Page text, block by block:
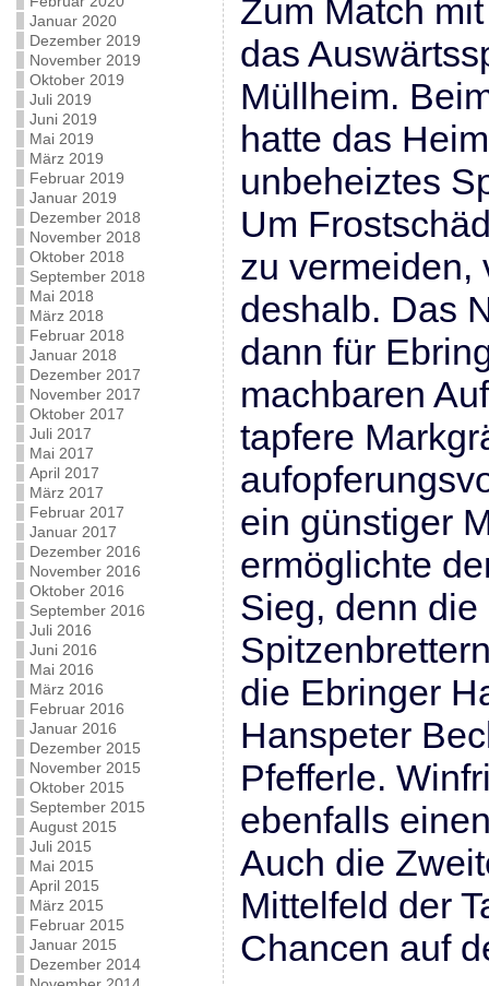
Januar 2020
Dezember 2019
November 2019
Oktober 2019
Juli 2019
Juni 2019
Mai 2019
März 2019
Februar 2019
Januar 2019
Dezember 2018
November 2018
Oktober 2018
September 2018
Mai 2018
März 2018
Februar 2018
Januar 2018
Dezember 2017
November 2017
Oktober 2017
Juli 2017
Mai 2017
April 2017
März 2017
Februar 2017
Januar 2017
Dezember 2016
November 2016
Oktober 2016
September 2016
Juli 2016
Juni 2016
Mai 2016
März 2016
Februar 2016
Januar 2016
Dezember 2015
November 2015
Oktober 2015
September 2015
August 2015
Juli 2015
Mai 2015
April 2015
März 2015
Februar 2015
Januar 2015
Dezember 2014
Zum Match
das
Müllheim.
hatte das
unbeheiztes
Um
zu vermeiden,
deshalb. Das
dann für
machbaren
tapfere
ein günstiger
ermöglichte
Sieg, denn
die Ebringer
Hanspeter
Pfefferle.
ebenfalls
Auch die
Mittelfeld der
Chancen auf